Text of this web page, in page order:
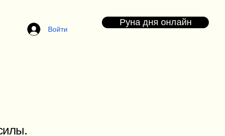
Войти
Руна дня онлайн